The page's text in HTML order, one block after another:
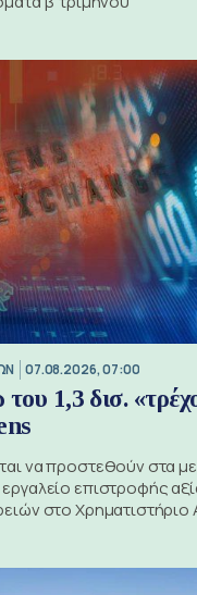
07.08.2026, 07:00
1,3 δισ.
να προστεθούν στα
επιστροφής
στο